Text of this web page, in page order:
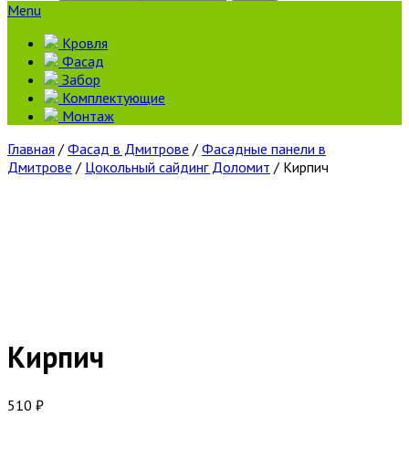
Menu
Кровля
Фасад
Забор
Комплектующие
Монтаж
Главная / Фасад в Дмитрове / Фасадные панели в
Дмитрове / Цокольный сайдинг Доломит / Кирпич
Кирпич
510 ₽